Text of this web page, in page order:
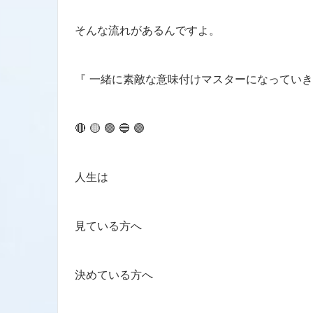
そんな流れがあるんですよ。
『 一緒に素敵な意味付けマスターになっていき
🔴 🟡 🟢 🔵 🟣
人生は
見ている方へ
決めている方へ